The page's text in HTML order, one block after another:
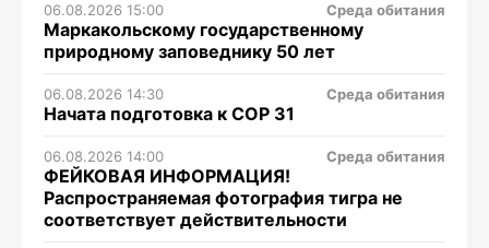
06.08.2026 15:00 Среда обитания
Маркакольскому государственному
природному заповеднику 50 лет
06.08.2026 14:30 Среда обитания
Начата подготовка к СОР 31
06.08.2026 14:00 Среда обитания
ФЕЙКОВАЯ ИНФОРМАЦИЯ!
Распространяемая фотография тигра не
соответствует действительности